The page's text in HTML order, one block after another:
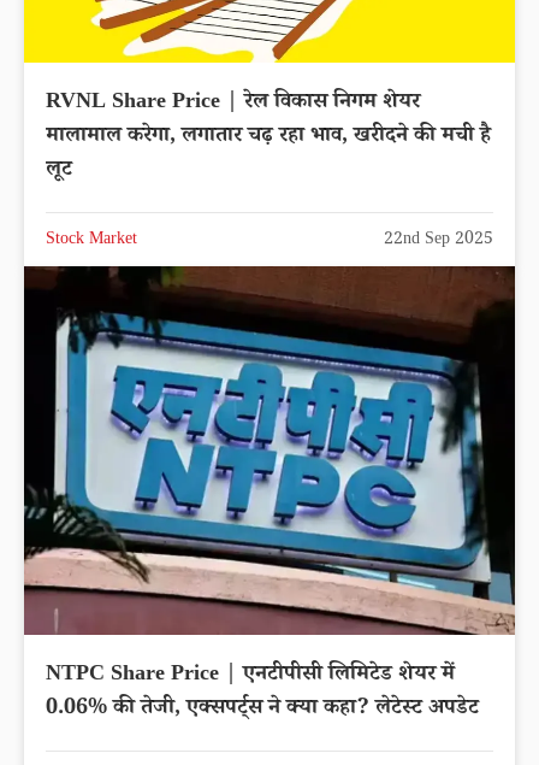
RVNL Share Price | रेल विकास निगम शेयर
मालामाल करेगा, लगातार चढ़ रहा भाव, खरीदने की मची है
लूट
Stock Market 22nd Sep 2025
NTPC Share Price | एनटीपीसी लिमिटेड शेयर में
0.06% की तेजी, एक्सपर्ट्स ने क्या कहा? लेटेस्ट अपडेट